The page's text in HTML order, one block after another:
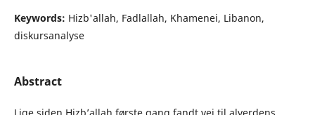
Keywords: Hizb'allah, Fadlallah, Khamenei, Libanon,
diskursanalyse
Abstract